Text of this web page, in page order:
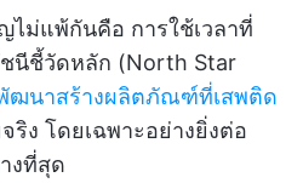
ไม่แพ้กันคือ การใช้เวลาที่
นีชี้วัดหลัก (North Star
ฒนาสร้างผลิตภัณฑ์ที่เสพติด
ริง โดยเฉพาะอย่างยิ่งต่อ
งที่สุด